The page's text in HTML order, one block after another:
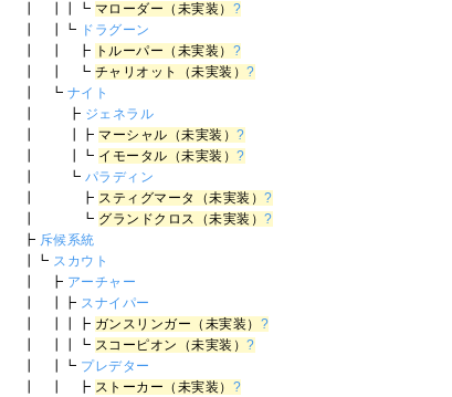
┃ ┃┃┗ マローダー（未実装） ?
┃ ┃┗ ドラグーン
┃ ┃ ┣ トルーパー（未実装） ?
┃ ┃ ┗ チャリオット（未実装）?
┃ ┗ ナイト
┃ ┣ ジェネラル
┃ ┃┣ マーシャル（未実装）?
┃ ┃┗ イモータル（未実装）?
┃ ┗ パラディン
┃ ┣ スティグマータ（未実装）?
┃ ┗ グランドクロス（未実装）?
┣ 斥候系統
┃┗ スカウト
┃ ┣ アーチャー
┃ ┃┣ スナイパー
┃ ┃┃┣ ガンスリンガー（未実装） ?
┃ ┃┃┗ スコーピオン（未実装）?
┃ ┃┗ プレデター
┃ ┃ ┣ ストーカー（未実装） ?